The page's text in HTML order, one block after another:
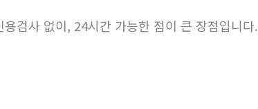
검사 없이, 24시간 가능한 점이 큰 장점입니다.